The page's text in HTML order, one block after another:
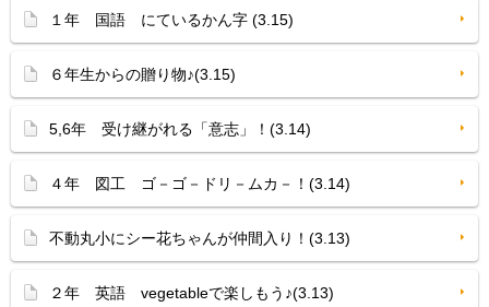
１年 国語 にているかん字 (3.15)
６年生からの贈り物♪(3.15)
5,6年 受け継がれる「意志」！(3.14)
４年 図工 ゴ－ゴ－ドリ－ムカ－！(3.14)
不動丸小にシー花ちゃんが仲間入り！(3.13)
２年 英語 vegetableで楽しもう♪(3.13)